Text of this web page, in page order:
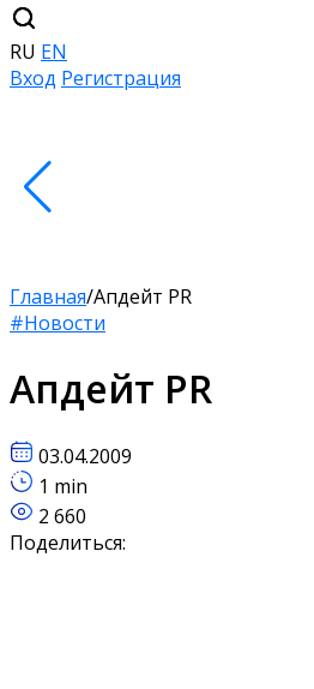
RU EN
Вход Регистрация
Главная/Апдейт PR
#Новости
Апдейт PR
03.04.2009
1 min
2 660
Поделиться: